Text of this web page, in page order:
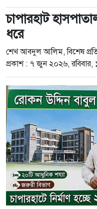
চাপারহাট
ধরে
শেখ আবদুল আলিম, বিশেষ
প্রকাশ : ৭ জুন ২০২৬, রবিবার,